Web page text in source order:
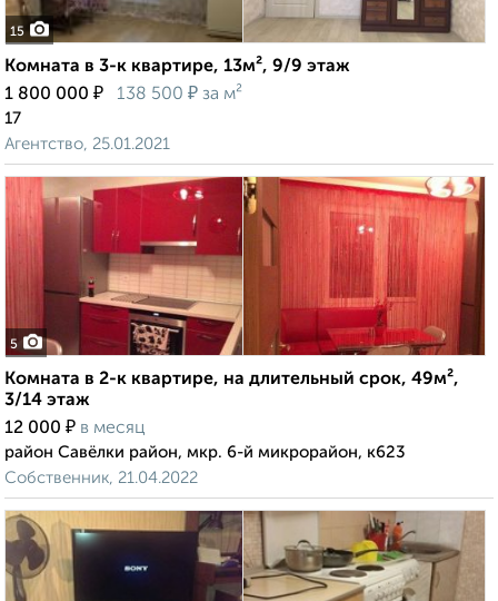
15
Комната в 3-к квартире, 13м², 9/9 этаж
1 800 000 ₽ 138 500 ₽ за м²
17
Агентство, 25.01.2021
5
Комната в 2-к квартире, на длительный срок, 49м²,
3/14 этаж
12 000 ₽ в месяц
район Савёлки район, мкр. 6-й микрорайон, к623
Собственник, 21.04.2022